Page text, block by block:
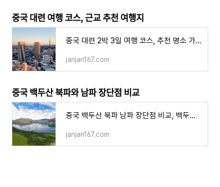
중국 대련 여행 코스, 근교 추천 여행지
중국 대련 2박 3일 여행 코스, 추천 명소 가성비 예산 준비 근교 여행지
janjan167.com
중국 백두산 북파와 남파 장단점 비교
중국 백두산 북파 남파 장단점 비교, 백두산 천지 등산로 코스별 특징과 매력
janjan167.com